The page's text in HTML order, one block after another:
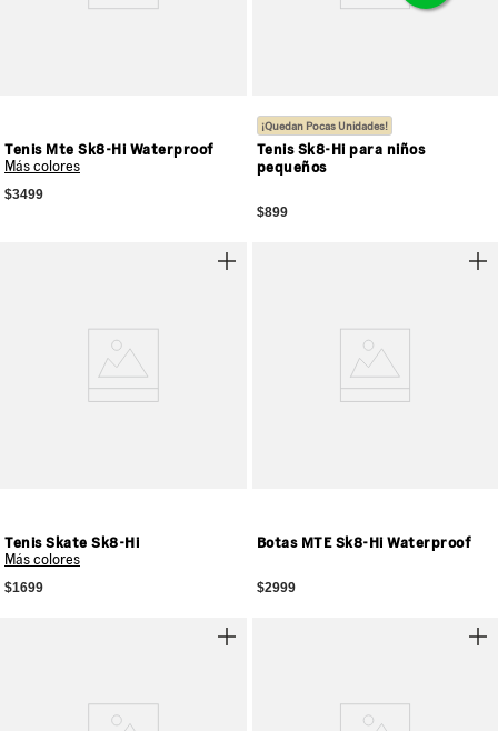
Tenis Mte Sk8-Hi Waterproof
Más colores
$3499
¡Quedan Pocas Unidades!
Tenis Sk8-Hi para niños
pequeños
$899
Tenis Skate Sk8-Hi
Más colores
$1699
Botas MTE Sk8-Hi Waterproof
$2999